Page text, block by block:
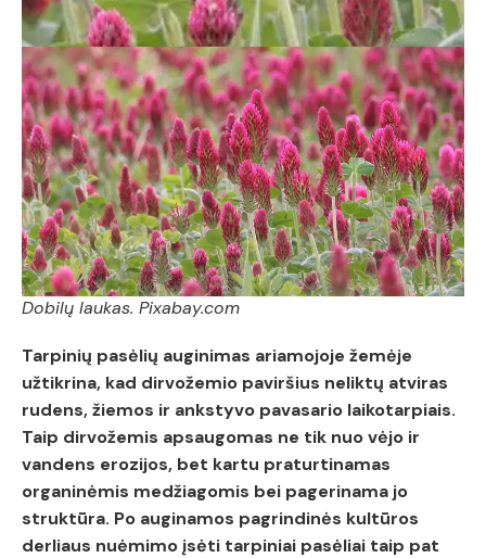
Dobilų laukas. Pixabay.com
Tarpinių pasėlių auginimas ariamojoje žemėje
užtikrina, kad dirvožemio paviršius neliktų atviras
rudens, žiemos ir ankstyvo pavasario laikotarpiais.
Taip dirvožemis apsaugomas ne tik nuo vėjo ir
vandens erozijos, bet kartu praturtinamas
organinėmis medžiagomis bei pagerinama jo
struktūra. Po auginamos pagrindinės kultūros
derliaus nuėmimo įsėti tarpiniai pasėliai taip pat